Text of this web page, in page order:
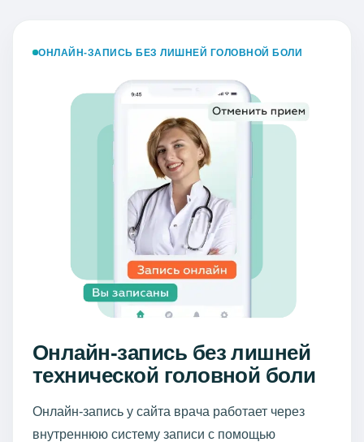
ОНЛАЙН-ЗАПИСЬ БЕЗ ЛИШНЕЙ ГОЛОВНОЙ БОЛИ
Онлайн-запись без лишней
технической головной боли
Онлайн-запись у сайта врача работает через
внутреннюю систему записи с помощью